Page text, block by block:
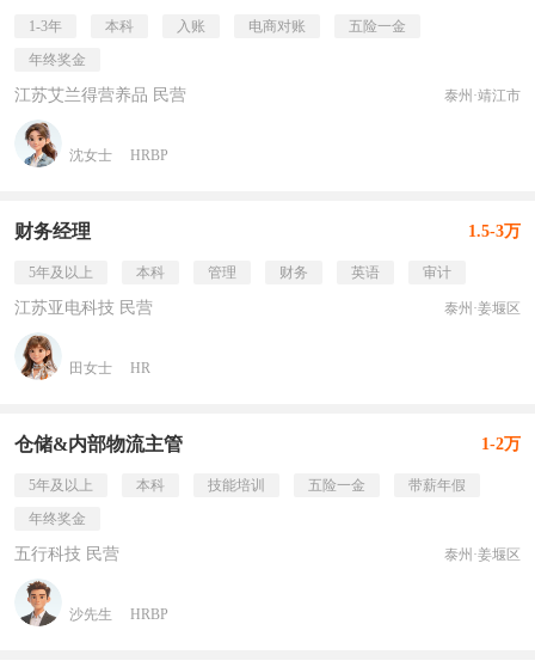
1-3年 本科 入账 电商对账
五险一金
年终奖金
江苏艾兰得营养品 民营 泰州·靖江市
沈女士 HRBP
财务经理 1.5-3万
5年及以上 本科 管理 财务 英语 审计
江苏亚电科技 民营 泰州·姜堰区
田女士 HR
仓储&内部物流主管 1-2万
5年及以上 本科 技能培训 五险一金
带薪年假
年终奖金
五行科技 民营 泰州·姜堰区
沙先生 HRBP